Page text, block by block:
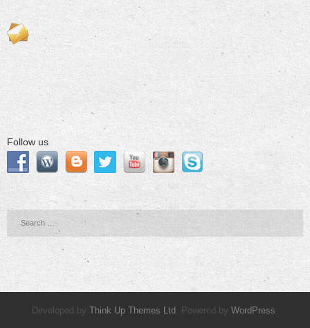
Follow us
Developed by Think Up Themes Ltd . Powered by WordPress.